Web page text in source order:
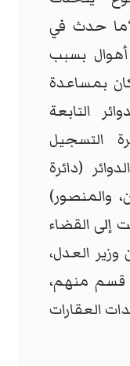
“ما حدث في
بسبب
بمساعدة
التابعة
التسجيل
(دائرة
والمنصور)
إلى القضاء
العدل،
قسم منهم،
العقارات